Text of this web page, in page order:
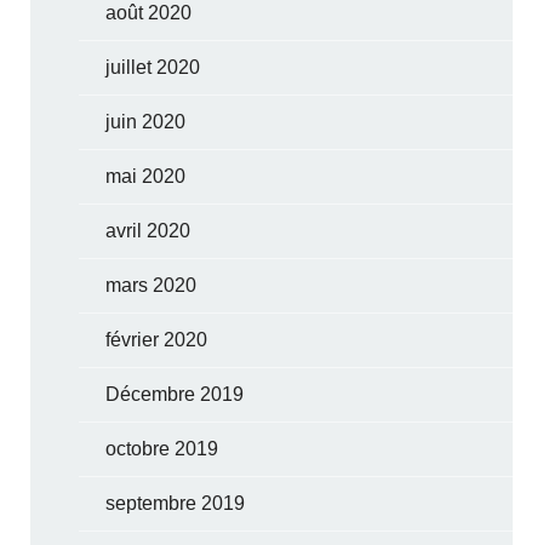
août 2020
juillet 2020
juin 2020
mai 2020
avril 2020
mars 2020
février 2020
Décembre 2019
octobre 2019
septembre 2019